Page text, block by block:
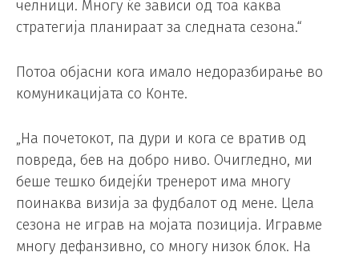
челници. Многу ќе зависи од тоа каква
стратегија планираат за следната сезона.“
Потоа објасни кога имало недоразбирање во
комуникацијата со Конте.
„На почетокот, па дури и кога се вратив од
повреда, бев на добро ниво. Очигледно, ми
беше тешко бидејќи тренерот има многу
поинаква визија за фудбалот од мене. Цела
сезона не играв на мојата позиција. Игравме
многу дефанзивно, со многу низок блок. На